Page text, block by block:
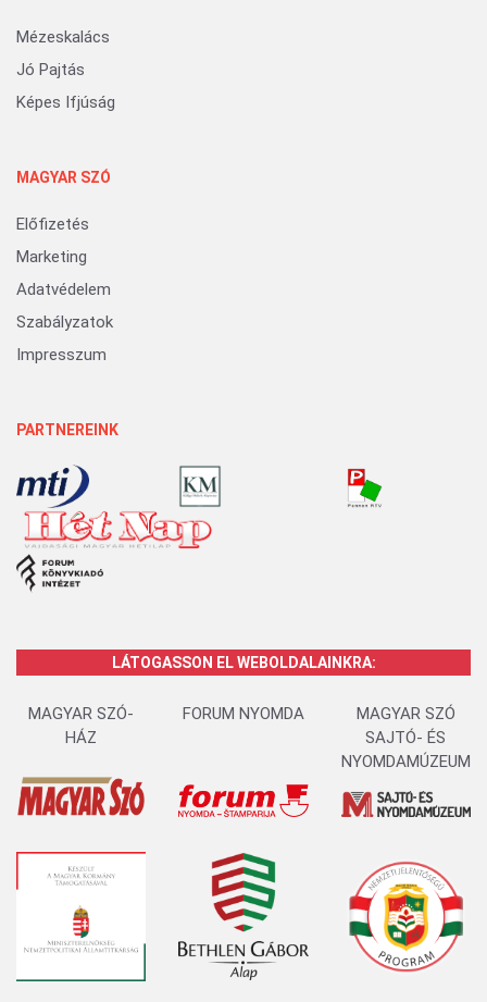
Mézeskalács
Jó Pajtás
Képes Ifjúság
MAGYAR SZÓ
Előfizetés
Marketing
Adatvédelem
Szabályzatok
Impresszum
PARTNEREINK
LÁTOGASSON EL WEBOLDALAINKRA:
MAGYAR SZÓ-
HÁZ
FORUM NYOMDA
MAGYAR SZÓ
SAJTÓ- ÉS
NYOMDAMÚZEUM